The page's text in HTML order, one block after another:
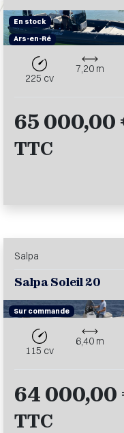
En stock
Ars-en-Ré
225 cv
7,20 m
65 000,00
TTC
Salpa
Salpa Soleil 20
Sur commande
115 cv
6,40 m
64 000,00
TTC